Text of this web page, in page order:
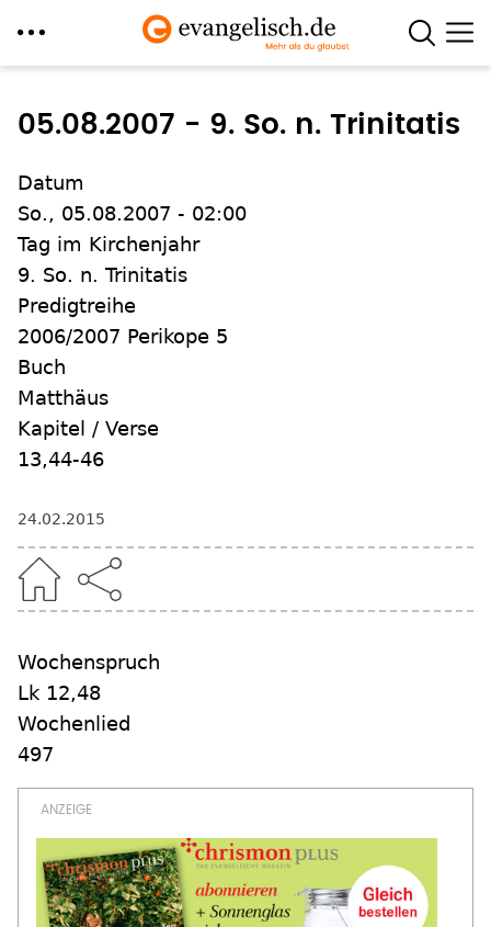
zum
05.08.2007 - 9. So. n. Trinitatis
Datum
So., 05.08.2007 - 02:00
Tag im Kirchenjahr
9. So. n. Trinitatis
Predigtreihe
2006/2007 Perikope 5
Buch
Matthäus
Kapitel / Verse
13,44-46
24.02.2015
Wochenspruch
Lk 12,48
Wochenlied
497